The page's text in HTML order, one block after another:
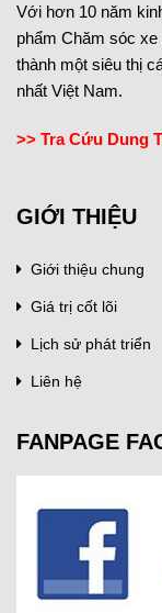
Với hơn 10 năm
phẩm Chăm sóc xe
thành một siêu thị
nhất Việt Nam.
>> Tra Cứu Dung
GIỚI THIỆU
Giới thiệu chung
Giá trị cốt lõi
Lịch sử phát triển
Liên hệ
FANPAGE